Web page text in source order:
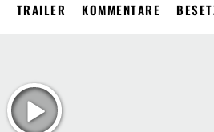
TRAILER KOMMENTARE